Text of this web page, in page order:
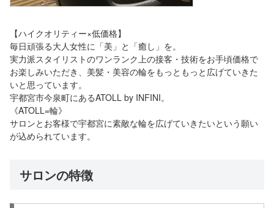
【ハイクオリティー×低価格】
毎日頑張る大人女性に「美」と「癒し」を。
実力派スタイリストのワンランク上の接客・技術をお手頃価格で
お楽しみいただき、美髪・美容の輪をもっともっと広げていきた
いと思っています。
宇都宮市今泉町にあるATOLL by INFINI。
《ATOLL=輪》
サロンとお客様で宇都宮に素敵な輪を広げていきたいという願い
が込められています。
サロンの特徴